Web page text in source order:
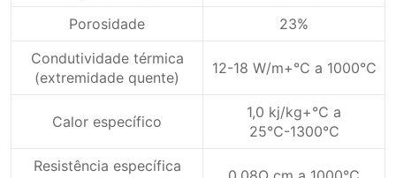
Porosidade
23%
Condutividade térmica
(extremidade quente)
12-18 W/m+℃ a 1000℃
Calor específico
1,0 kj/kg+℃ a
25℃-1300℃
Resistência específica